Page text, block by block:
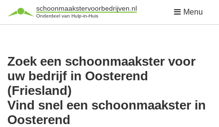
schoonmaakstervoorbedrijven.nl
Onderdeel van Hulp-in-Huis Menu
Zoek een schoonmaakster voor
uw bedrijf in Oosterend
(Friesland)
Vind snel een schoonmaakster in
Oosterend